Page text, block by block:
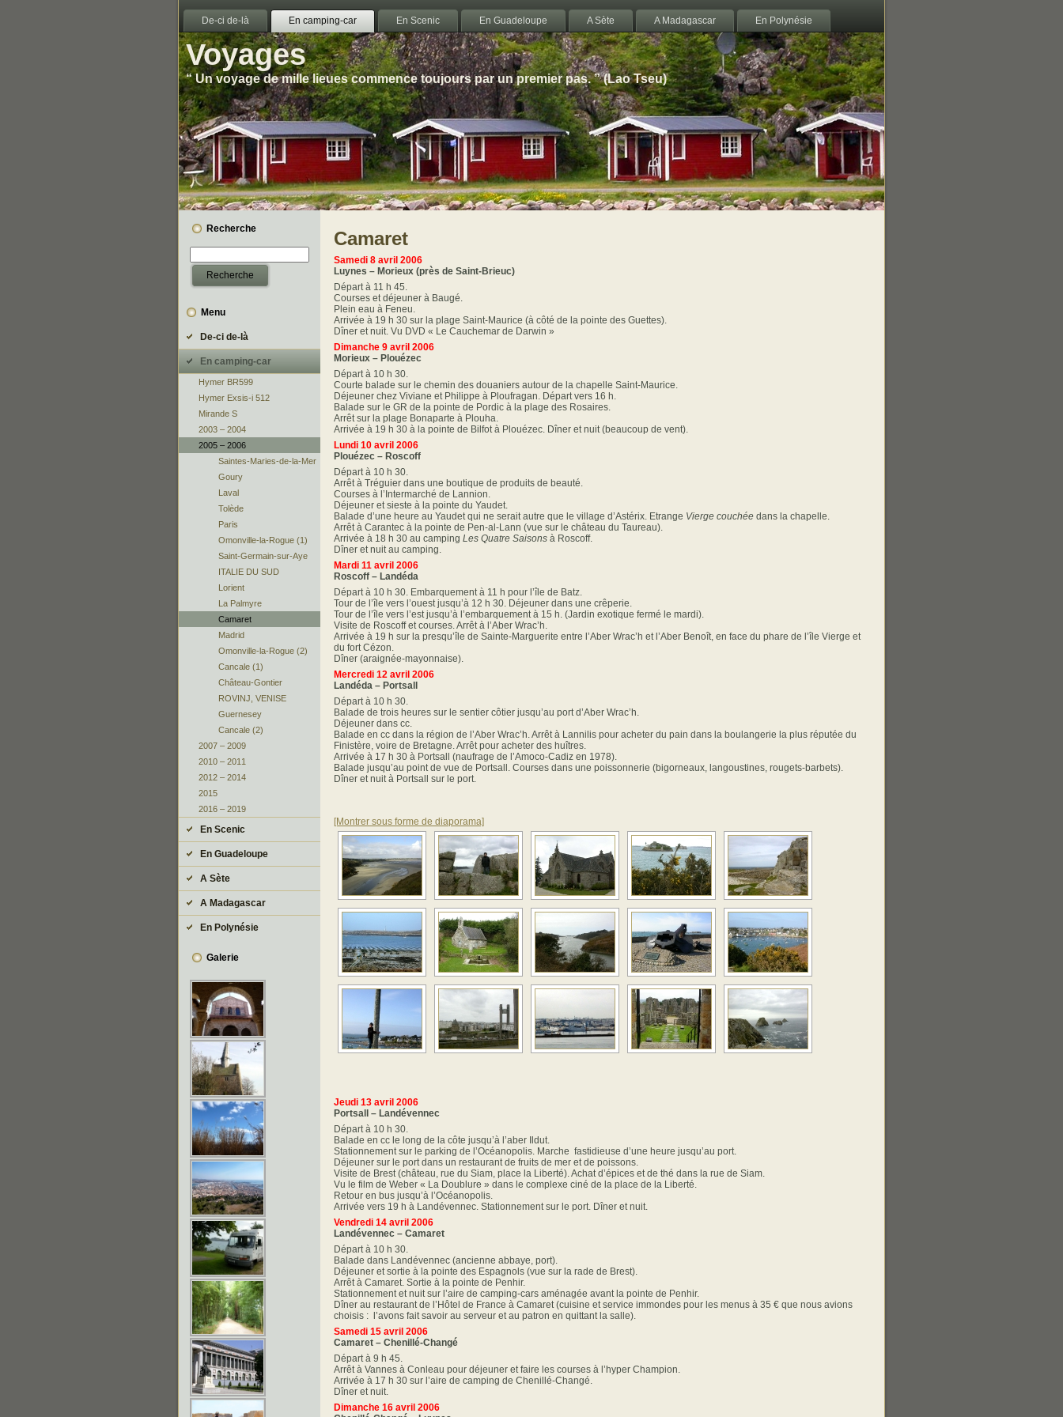
De-ci de-là En camping-car En Scenic En Guadeloupe A Sète A Madagascar En Polynésie
Voyages
“ Un voyage de mille lieues commence toujours par un premier pas. ” (Lao Tseu)
Recherche
Menu
De-ci de-là
En camping-car
Hymer BR599
Hymer Exsis-i 512
Mirande S
2003 – 2004
2005 – 2006
Saintes-Maries-de-la-Mer
Goury
Laval
Tolède
Paris
Omonville-la-Rogue (1)
Saint-Germain-sur-Aye
ITALIE DU SUD
Lorient
La Palmyre
Camaret
Madrid
Omonville-la-Rogue (2)
Cancale (1)
Château-Gontier
ROVINJ, VENISE
Guernesey
Cancale (2)
2007 – 2009
2010 – 2011
2012 – 2014
2015
2016 – 2019
En Scenic
En Guadeloupe
A Sète
A Madagascar
En Polynésie
Galerie
Camaret
Samedi 8 avril 2006
Luynes – Morieux (près de Saint-Brieuc)
Départ à 11 h 45.
Courses et déjeuner à Baugé.
Plein eau à Feneu.
Arrivée à 19 h 30 sur la plage Saint-Maurice (à côté de la pointe des Guettes).
Dîner et nuit. Vu DVD « Le Cauchemar de Darwin »
Dimanche 9 avril 2006
Morieux – Plouézec
Départ à 10 h 30.
Courte balade sur le chemin des douaniers autour de la chapelle Saint-Maurice.
Déjeuner chez Viviane et Philippe à Ploufragan. Départ vers 16 h.
Balade sur le GR de la pointe de Pordic à la plage des Rosaires.
Arrêt sur la plage Bonaparte à Plouha.
Arrivée à 19 h 30 à la pointe de Bilfot à Plouézec. Dîner et nuit (beaucoup de vent).
Lundi 10 avril 2006
Plouézec – Roscoff
Départ à 10 h 30.
Arrêt à Tréguier dans une boutique de produits de beauté.
Courses à l’Intermarché de Lannion.
Déjeuner et sieste à la pointe du Yaudet.
Balade d’une heure au Yaudet qui ne serait autre que le village d’Astérix. Etrange Vierge couchée dans la chapelle.
Arrêt à Carantec à la pointe de Pen-al-Lann (vue sur le château du Taureau).
Arrivée à 18 h 30 au camping Les Quatre Saisons à Roscoff.
Dîner et nuit au camping.
Mardi 11 avril 2006
Roscoff – Landéda
Départ à 10 h 30. Embarquement à 11 h pour l’île de Batz.
Tour de l’île vers l’ouest jusqu’à 12 h 30. Déjeuner dans une crêperie.
Tour de l’île vers l’est jusqu’à l’embarquement à 15 h. (Jardin exotique fermé le mardi).
Visite de Roscoff et courses. Arrêt à l’Aber Wrac’h.
Arrivée à 19 h sur la presqu’île de Sainte-Marguerite entre l’Aber Wrac’h et l’Aber Benoît, en face du phare de l’île Vierge et
du fort Cézon.
Dîner (araignée-mayonnaise).
Mercredi 12 avril 2006
Landéda – Portsall
Départ à 10 h 30.
Balade de trois heures sur le sentier côtier jusqu’au port d’Aber Wrac’h.
Déjeuner dans cc.
Balade en cc dans la région de l’Aber Wrac’h. Arrêt à Lannilis pour acheter du pain dans la boulangerie la plus réputée du
Finistère, voire de Bretagne. Arrêt pour acheter des huîtres.
Arrivée à 17 h 30 à Portsall (naufrage de l’Amoco-Cadiz en 1978).
Balade jusqu’au point de vue de Portsall. Courses dans une poissonnerie (bigorneaux, langoustines, rougets-barbets).
Dîner et nuit à Portsall sur le port.
[Montrer sous forme de diaporama]
Jeudi 13 avril 2006
Portsall – Landévennec
Départ à 10 h 30.
Balade en cc le long de la côte jusqu’à l’aber Ildut.
Stationnement sur le parking de l’Océanopolis. Marche fastidieuse d’une heure jusqu’au port.
Déjeuner sur le port dans un restaurant de fruits de mer et de poissons.
Visite de Brest (château, rue du Siam, place la Liberté). Achat d’épices et de thé dans la rue de Siam.
Vu le film de Weber « La Doublure » dans le complexe ciné de la place de la Liberté.
Retour en bus jusqu’à l’Océanopolis.
Arrivée vers 19 h à Landévennec. Stationnement sur le port. Dîner et nuit.
Vendredi 14 avril 2006
Landévennec – Camaret
Départ à 10 h 30.
Balade dans Landévennec (ancienne abbaye, port).
Déjeuner et sortie à la pointe des Espagnols (vue sur la rade de Brest).
Arrêt à Camaret. Sortie à la pointe de Penhir.
Stationnement et nuit sur l’aire de camping-cars aménagée avant la pointe de Penhir.
Dîner au restaurant de l’Hôtel de France à Camaret (cuisine et service immondes pour les menus à 35 € que nous avions
choisis : l’avons fait savoir au serveur et au patron en quittant la salle).
Samedi 15 avril 2006
Camaret – Chenillé-Changé
Départ à 9 h 45.
Arrêt à Vannes à Conleau pour déjeuner et faire les courses à l’hyper Champion.
Arrivée à 17 h 30 sur l’aire de camping de Chenillé-Changé.
Dîner et nuit.
Dimanche 16 avril 2006